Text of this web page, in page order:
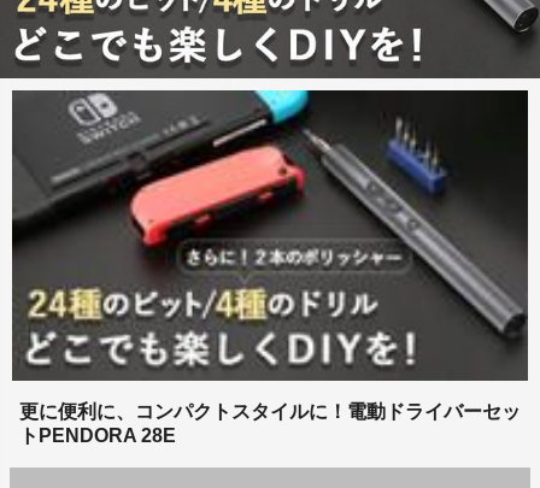
更に便利に、コンパクトスタイルに！電動ドライバーセッ
トPENDORA 28E